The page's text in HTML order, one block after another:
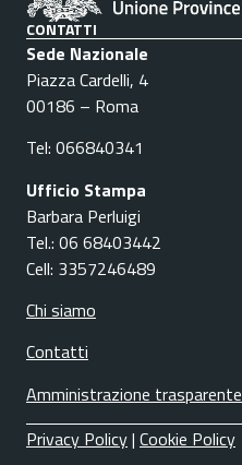
CONTATTI
Sede Nazionale
Piazza Cardelli, 4
00186 – Roma
Tel: 066840341
Ufficio Stampa
Barbara Perluigi
Tel.: 06 68403442
Cell: 3357246489
Chi siamo
Contatti
Amministrazione trasparente
Privacy Policy| Cookie Policy